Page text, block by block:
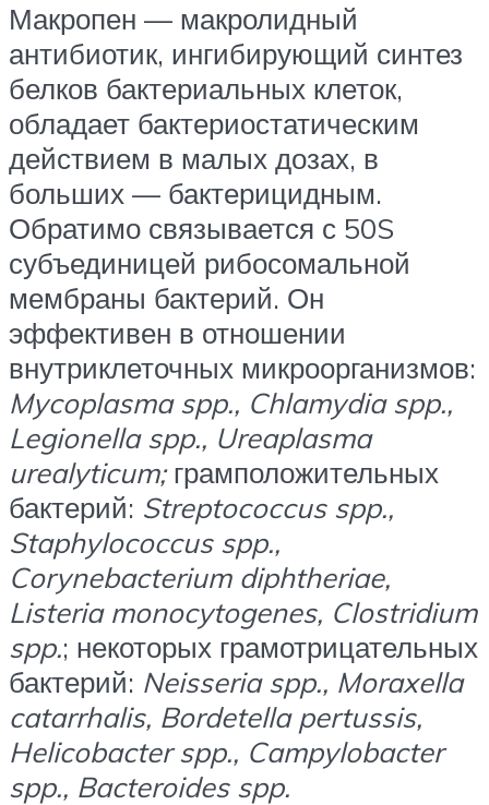
Макропен — макролидный
антибиотик, ингибирующий синтез
белков бактериальных клеток,
обладает бактериостатическим
действием в малых дозах, в
больших — бактерицидным.
Обратимо связывается с 50S
субъединицей рибосомальной
мембраны бактерий. Он
эффективен в отношении
внутриклеточных микроорганизмов:
Mycoplasma spp., Chlamydia spp.,
Legionella spp., Ureaplasma
urealyticum;грамположительных
бактерий: Streptococcus spp.,
Staphylococcus spp.,
Corynebacterium diphtheriae,
Listeria monocytogenes, Clostridium
spp.; некоторых грамотрицательных
бактерий: Neisseria spp., Moraxella
catarrhalis, Bordetella pertussis,
Helicobacter spp., Campylobacter
spp., Bacteroides spp.